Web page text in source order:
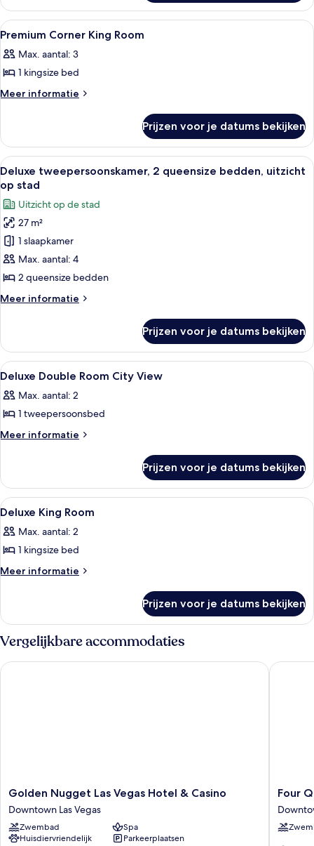
(Premium
Corner
King)
Alle
foto's
voor
Premium
Corner
laden
Luxe beddengoed, een kluis op de
9
Premium Corner King Room
Max. aantal: 3
1 kingsize bed
Meer informatie
Meer
Corner
King
Room
Prijzen voor je datums bekijken
Alle
foto's
voor
Deluxe
tweepersoonskamer,
2
queensize
bedden,
uitzicht
op
laden
Een hotelkamer met twee bedden,
3
Deluxe tweepersoonskamer, 2 queensize bedden, uitzicht
op stad
Uitzicht op de stad
27 m²
1 slaapkamer
Max. aantal: 4
2 queensize bedden
Meer informatie
Meer
tweepersoonskamer,
queensize
uitzicht
op
Prijzen voor je datums bekijken
Alle
foto's
voor
Deluxe
Double
View
laden
Een hotelkamer met twee bedden,
5
Deluxe Double Room City View
Max. aantal: 2
1 tweepersoonsbed
Meer informatie
Meer
Double
Room
City
Prijzen voor je datums bekijken
Alle
foto's
voor
Deluxe
King
Luxe beddengoed, een kluis op de
5
Deluxe King Room
Max. aantal: 2
1 kingsize bed
Meer informatie
Meer
King
Room
Prijzen voor je datums bekijken
Vergelijkbare accommodaties
Golden
Nugget
Las
Vegas
Hotel
Golden Nugget Las Vegas Hotel & Casino
Downtown Las Vegas
Zwembad
Spa
Huisdiervriendelijk
Parkeerplaatsen
Golden Nugget Las Vegas Hotel & Casino
Four
Queens
Hotel
and
Four
Four